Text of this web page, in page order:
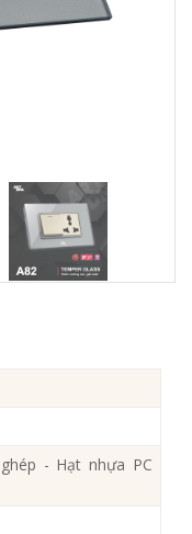
- Hạt nhựa PC